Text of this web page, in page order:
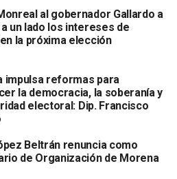
como Enlace en la oficina
con las declaraciones de
presentaron ante la
Buen Gobierno.
de Claudia
presidenta impulsaba en el
para prohibir el
pública.
acreditan que padre e hijo
adscripción y domicilio
al gobernador Gallardo a
a un lado los intereses de
la próxima elección
impulsa reformas para
la democracia, la soberanía y
electoral: Dip. Francisco
Beltrán renuncia como
de Organización de Morena